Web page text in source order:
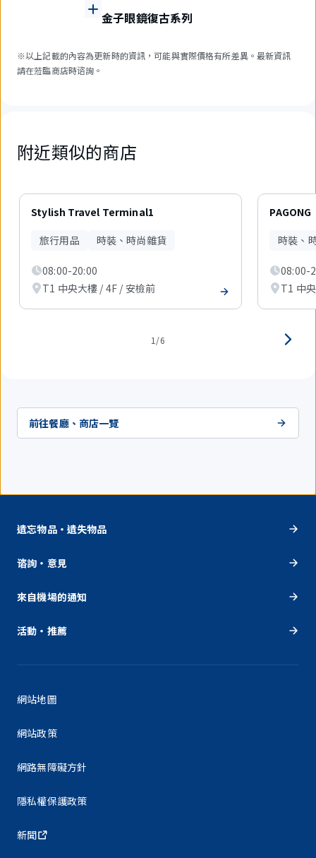
金子眼鏡復古系列
※以上記載的內容為更新時的資訊，可能與實際價格有所差異。最新資訊
請在蒞臨商店時谘詢。
附近類似的商店
Stylish Travel Terminal1
旅行用品
時裝、時尚雜貨
08:00-20:00
T1 中央大樓 / 4F / 安檢前
PAGONG
時裝、
08:00-
T1 中
1/6
前往餐廳、商店一覽
遺忘物品・遺失物品
谘詢・意見
來自機場的通知
活動・推薦
網站地圖
網站政策
網路無障礙方針
隱私權保護政策
新聞